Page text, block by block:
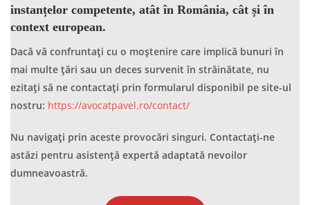
instanțelor competente, atât în România, cât și în
context european.
Dacă vă confruntați cu o moștenire care implică bunuri în
mai multe țări sau un deces survenit în străinătate, nu
ezitați să ne contactați prin formularul disponibil pe site-ul
nostru: https://avocatpavel.ro/contact/
Nu navigați prin aceste provocări singuri. Contactați-ne
astăzi pentru asistență expertă adaptată nevoilor
dumneavoastră.